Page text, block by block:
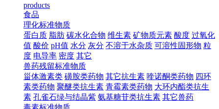
products
食品
理化标准物质
蛋白质 脂肪 碳水化合物 维生素 矿物质元素 酸度 过氧化
值 酸价 pH值 水分 灰分 不溶于水杂质 可溶性固形物 粒
度 电导率 密度 其它
兽药残留标准物质
甾体激素类 磺胺类药物 其它抗生素 喹诺酮类药物 四环
素类药物 聚醚类抗生素 青霉素类药物 大环内酯类抗生
素 孔雀石绿与结晶紫 氨基糖苷类抗生素 其它兽药
毒素标准物质